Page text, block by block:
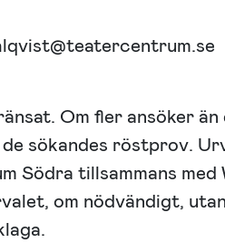
Om fler ansöker
sökandes röstprov.
Södra tillsammans
om nödvändigt,